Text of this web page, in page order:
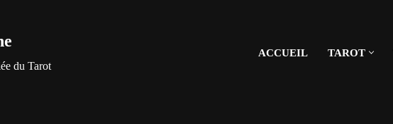
du Tarot
ACCUEIL TAROT